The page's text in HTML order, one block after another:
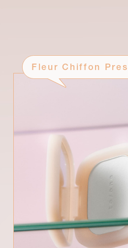
Fleur Chiffon